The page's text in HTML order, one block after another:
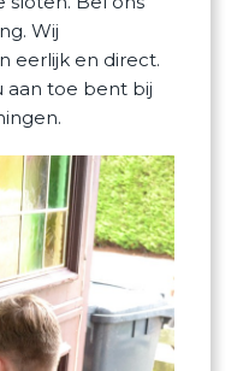
Wij
eerlijk en direct.
aan toe bent bij